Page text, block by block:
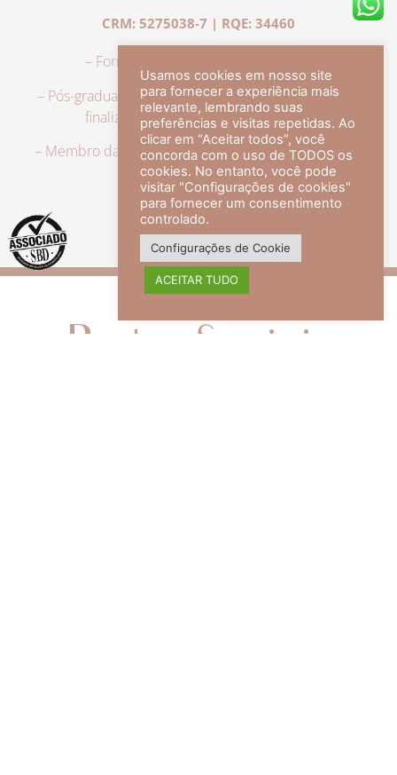
CRM: 5275038-7 | RQE: 34460
– Formação em Medicina pela UFRJ.
– Pós-graduação em Dermatologia pela UFRJ, tendo
finalizado a especialização em 2007.
– Membro da Sociedade Brasileira de Dermatologia,
com título de especialista.
veja mais +
Redes Sociais
Usamos cookies em nosso site
para fornecer a experiência mais
relevante, lembrando suas
preferências e visitas repetidas. Ao
clicar em “Aceitar todos”, você
concorda com o uso de TODOS os
cookies. No entanto, você pode
visitar "Configurações de cookies"
para fornecer um consentimento
controlado.
Configurações de Cookie
ACEITAR TUDO